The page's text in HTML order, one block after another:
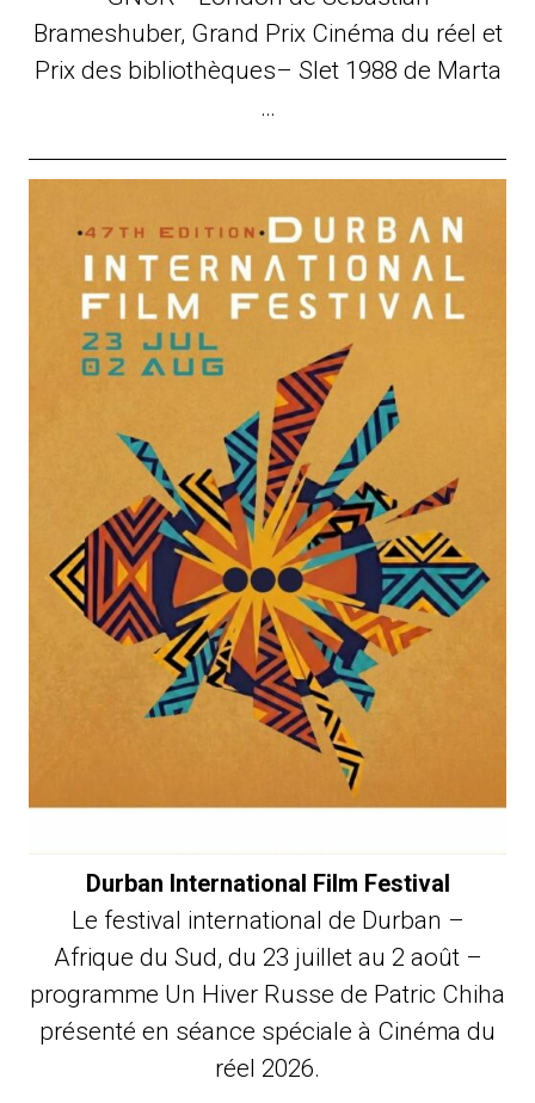
Brameshuber, Grand Prix Cinéma du réel et
Prix des bibliothèques– Slet 1988 de Marta
…
Durban International Film Festival
Le festival international de Durban –
Afrique du Sud, du 23 juillet au 2 août –
programme Un Hiver Russe de Patric Chiha
présenté en séance spéciale à Cinéma du
réel 2026.